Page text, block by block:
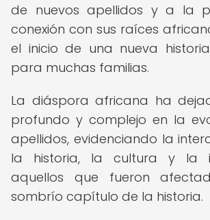
de nuevos apellidos y a la
conexión con sus raíces
el inicio de una nueva
para muchas familias.
La diáspora africana ha
profundo y complejo en la
apellidos, evidenciando la
la historia, la cultura y la
aquellos que fueron
sombrío capítulo de la historia.